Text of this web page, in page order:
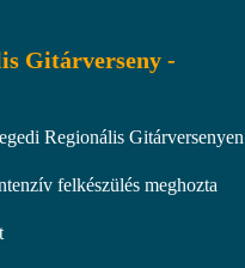
Gitárverseny -
Regionális Gitárversenyen
felkészülés meghozta